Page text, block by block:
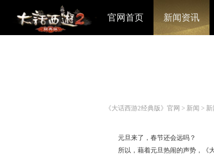
官网首页 新闻资讯